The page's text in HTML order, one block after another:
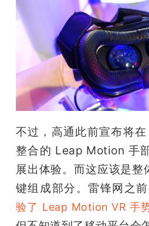
不过，高通此前宣布将
整合的 Leap Motion 手
展出体验。而这应该是整
键组成部分。雷锋网之
验了 Leap Motion VR 手